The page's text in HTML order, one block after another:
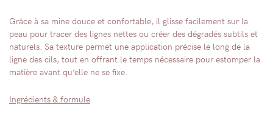
Grâce à sa mine douce et confortable, il glisse facilement sur la
peau pour tracer des lignes nettes ou créer des dégradés subtils et
naturels. Sa texture permet une application précise le long de la
ligne des cils, tout en offrant le temps nécessaire pour estomper la
matière avant qu’elle ne se fixe.
Ingrédients & formule